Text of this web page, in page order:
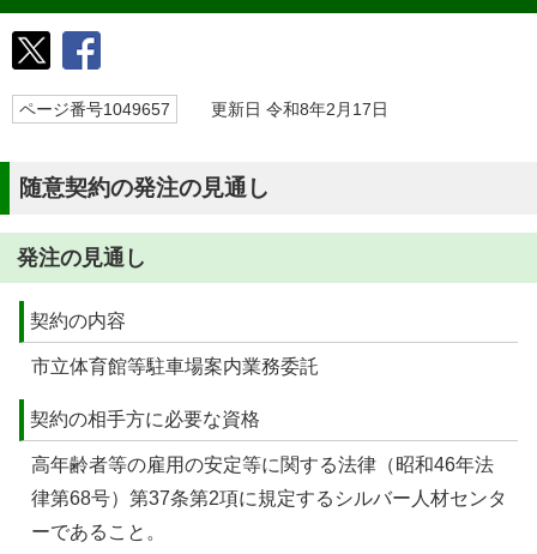
ページ番号1049657 更新日 令和8年2月17日
随意契約の発注の見通し
発注の見通し
契約の内容
市立体育館等駐車場案内業務委託
契約の相手方に必要な資格
高年齢者等の雇用の安定等に関する法律（昭和46年法
律第68号）第37条第2項に規定するシルバー人材センタ
ーであること。